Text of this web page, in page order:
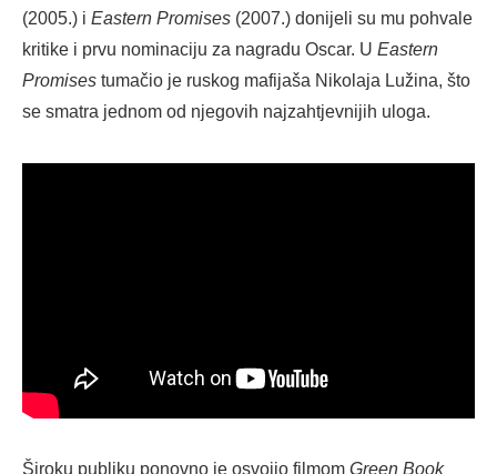
(2005.) i Eastern Promises (2007.) donijeli su mu pohvale
kritike i prvu nominaciju za nagradu Oscar. U Eastern
Promises tumačio je ruskog mafijaša Nikolaja Lužina, što
se smatra jednom od njegovih najzahtjevnijih uloga.
Široku publiku ponovno je osvojio filmom Green Book